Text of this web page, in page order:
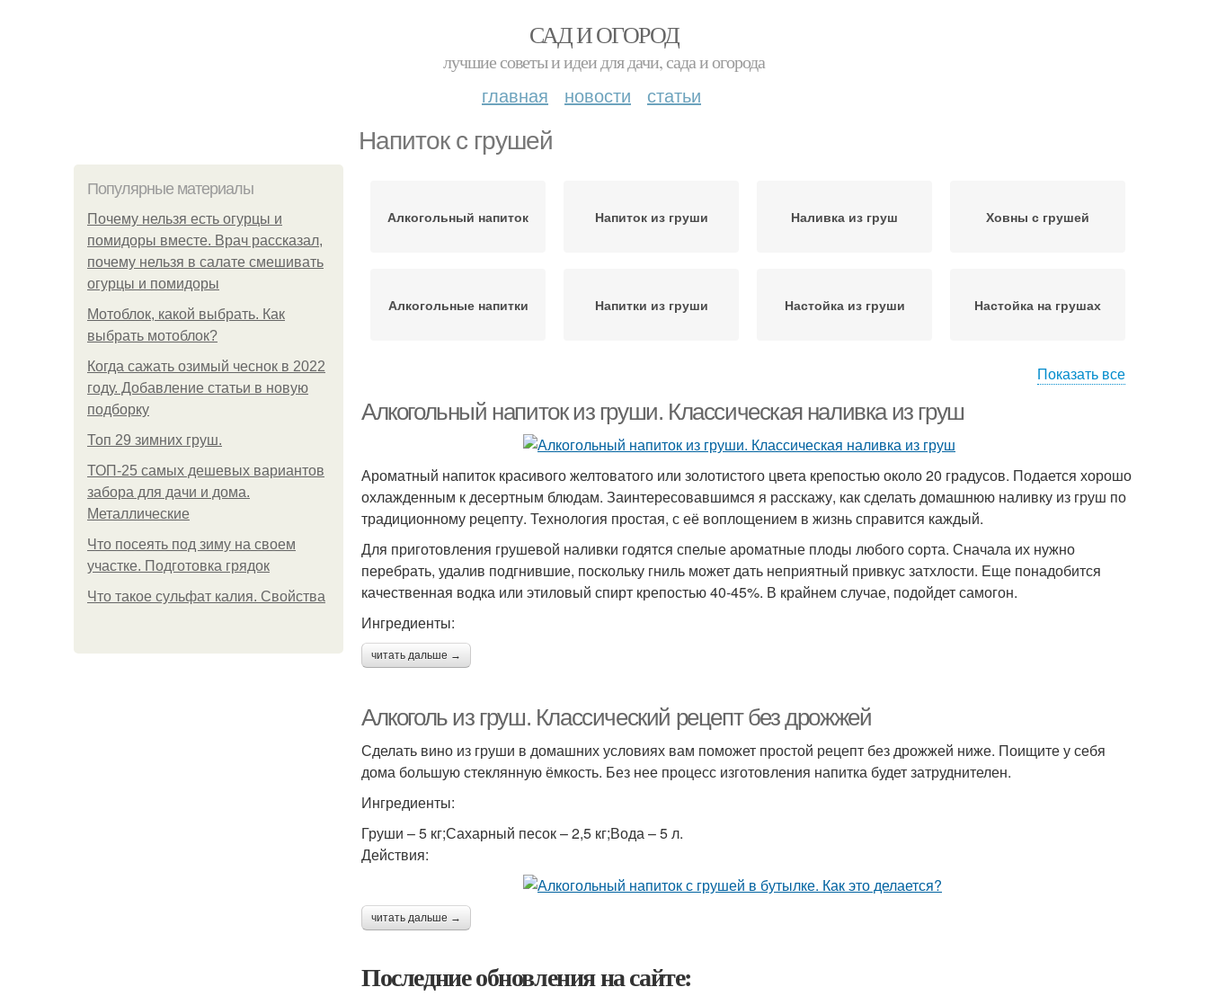
САД И ОГОРОД
лучшие советы и идеи для дачи, сада и огорода
главная новости статьи
Напиток с грушей
Популярные материалы
Почему нельзя есть огурцы и
помидоры вместе. Врач рассказал,
почему нельзя в салате смешивать
огурцы и помидоры
Мотоблок, какой выбрать. Как
выбрать мотоблок?
Когда сажать озимый чеснок в 2022
году. Добавление статьи в новую
подборку
Топ 29 зимних груш.
ТОП-25 самых дешевых вариантов
забора для дачи и дома.
Металлические
Что посеять под зиму на своем
участке. Подготовка грядок
Что такое сульфат калия. Свойства
Алкогольный напиток Напиток из груши Наливка из груш Ховны с грушей
Алкогольные напитки Напитки из груши Настойка из груши Настойка на грушах
Показать все
Алкогольный напиток из груши. Классическая наливка из груш
Ароматный напиток красивого желтоватого или золотистого цвета крепостью около 20 градусов. Подается хорошо
охлажденным к десертным блюдам. Заинтересовавшимся я расскажу, как сделать домашнюю наливку из груш по
традиционному рецепту. Технология простая, с её воплощением в жизнь справится каждый.
Для приготовления грушевой наливки годятся спелые ароматные плоды любого сорта. Сначала их нужно
перебрать, удалив подгнившие, поскольку гниль может дать неприятный привкус затхлости. Еще понадобится
качественная водка или этиловый спирт крепостью 40-45%. В крайнем случае, подойдет самогон.
Ингредиенты:
читать дальше →
Алкоголь из груш. Классический рецепт без дрожжей
Сделать вино из груши в домашних условиях вам поможет простой рецепт без дрожжей ниже. Поищите у себя
дома большую стеклянную ёмкость. Без нее процесс изготовления напитка будет затруднителен.
Ингредиенты:
Груши – 5 кг;Сахарный песок – 2,5 кг;Вода – 5 л.
Действия:
читать дальше →
Последние обновления на сайте: